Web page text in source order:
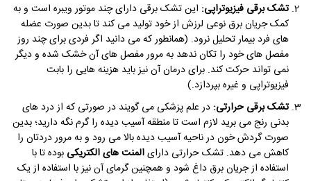
تشک برقی فیزیوتراپی: این تشک برقی دارای چند موتور ویبره است و به
کمک جریان برق نوعی لرزش از خود تولید می کند تا بدین صورت عضله
های فرد بیمار تحلیل نرود. (همانطور که می دانید اگر فردی برای چند روز
مفصل های خود را تکان ندهد به مرور مفصل های آن خشک شده و دیگر
نمی تواند حرکت کند. برای درمان آن نیز باید هزینه هایی را بابت
فیزیوتراپی و غیره بپردازد.)
تشک برقی حرارتی: در علم پزشکی می گویند در صورتی که از درد های
بدنی رنج می برید لازم است تا منطقه آسیب دیده را گرم نگه دارید؛ بدین
صورت گردش خون در ناحیه آسیب دیده بالا می رود و به مرور دردتان را
کاهش می دهد. تشک حرارتی دارایالمنت های الکتریکی بوده تا با
استفاده از جریان برق داغ شود و همچنین گرمای آن نیز با استفاده از یک